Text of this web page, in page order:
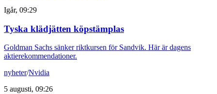
Igår, 09:29
Tyska klädjätten köpstämplas
Goldman Sachs sänker riktkursen för Sandvik. Här är dagens
aktierekommendationer.
nyheter/Nvidia
5 augusti, 09:26